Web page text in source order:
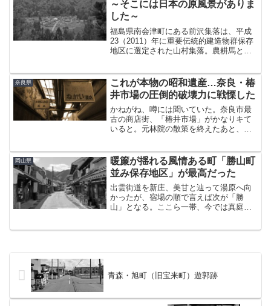
～そこには日本の原風景がありま
した～
福島県南会津町にある前沢集落は、平成
23（2011）年に重要伝統的建造物群保存
地区に選定された山村集落。農耕馬とと
れゆえ『前沢曲家集落』と呼ばれること
が多いこの集落を訪...
奈良県
これが本物の昭和遺産…奈良・椿
井市場の圧倒的破壊力に戦慄した
かねがね、噂には聞いていた。奈良市最
古の商店街、「椿井市場」がかなりキて
いると。元林院の散策を終えたあと、念
ある古梅園の建物がひときわ目につい
た。奈良と言えば墨づくりが...
岡山県
暖簾が揺れる風情ある町「勝山町
並み保存地区」が最高だった
出雲街道を新庄、美甘と辿って湯原へ向
かったが、宿場の順で言えば次が「勝
山」となる。ここら一帯、今では真庭市
青森・旭町（旧宝来町）遊郭跡